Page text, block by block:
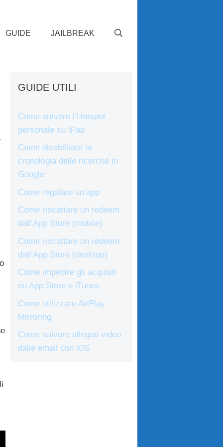
GUIDE JAILBREAK
GUIDE UTILI
Come attivare l’Hotspot
personale su iPad
Come disabilitare la
cronologia delle ricerche in
Google
Come regalare un’app
Come riscattare un redeem
dall’App Store (mobile)
Come riscattare un redeem
dall’App Store (desktop)
Come impedire gli acquisti
su App Store e iTunes
Come utilizzare AirPlay
Mirroring
Come salvare allegati video
dalle email con iOS